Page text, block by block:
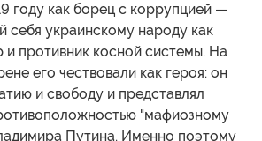
году как борец с коррупцией —
себя украинскому народу как
и противник косной системы. На
его чествовали как героя: он
и свободу и представлял
"мафиозному
Путина. Именно поэтому